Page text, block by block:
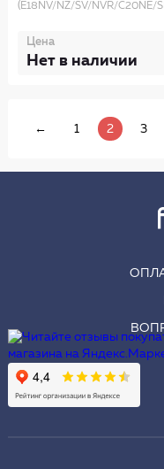
(E18NV/NZ/SV/NVR/C20NE/
Цена
Нет в наличии
← 1 2 3